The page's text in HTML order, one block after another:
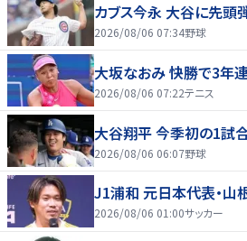
カブス今永 大谷に先頭
2026/08/06 07:34野球
大坂なおみ 快勝で3年
2026/08/06 07:22テニス
大谷翔平 今季初の1試
2026/08/06 06:07野球
J1浦和 元日本代表・山
2026/08/06 01:00サッカー